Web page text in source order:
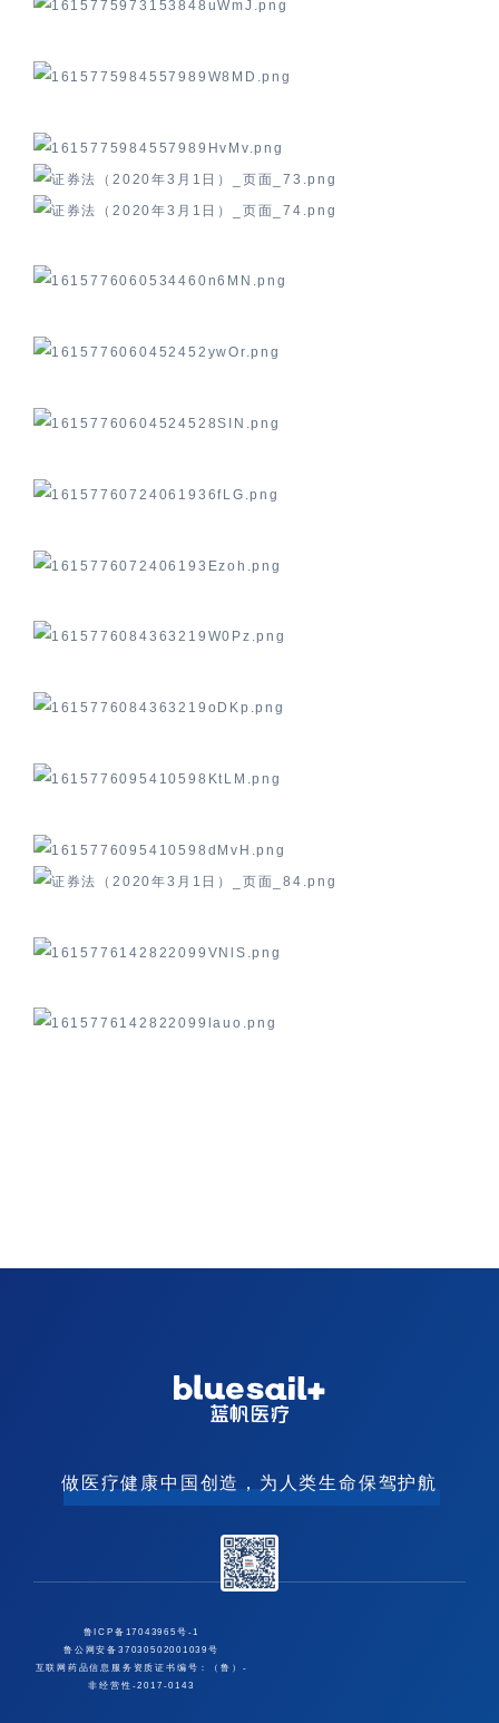
做医疗健康中国创造，为人类生命保驾护航
鲁ICP备17043965号-1
鲁公网安备37030502001039号
互联网药品信息服务资质证书编号：（鲁）-
非经营性-2017-0143